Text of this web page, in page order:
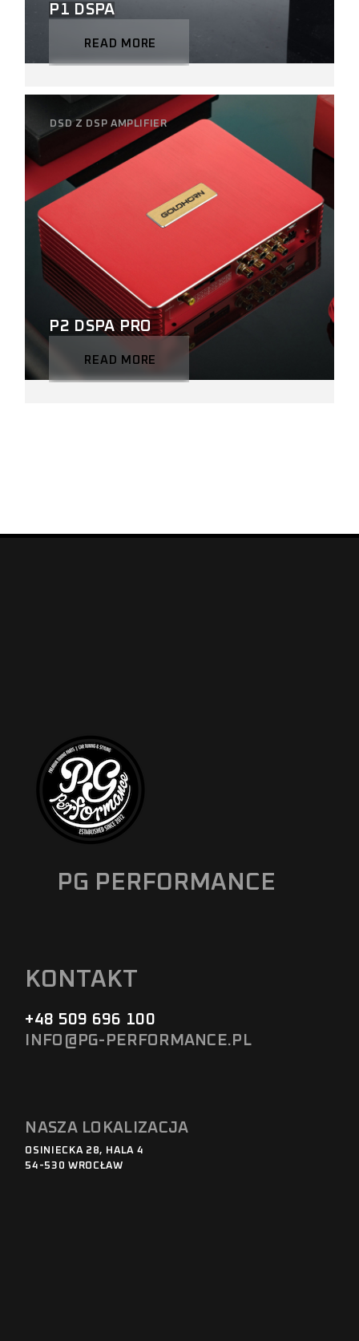
P1 DSPA
READ MORE
DSD Z DSP AMPLIFIER
P2 DSPA PRO
READ MORE
PG PERFORMANCE
KONTAKT
+48 509 696 100
INFO@PG-PERFORMANCE.PL
NASZA LOKALIZACJA
OSINIECKA 28, HALA 4
54-530 WROCŁAW